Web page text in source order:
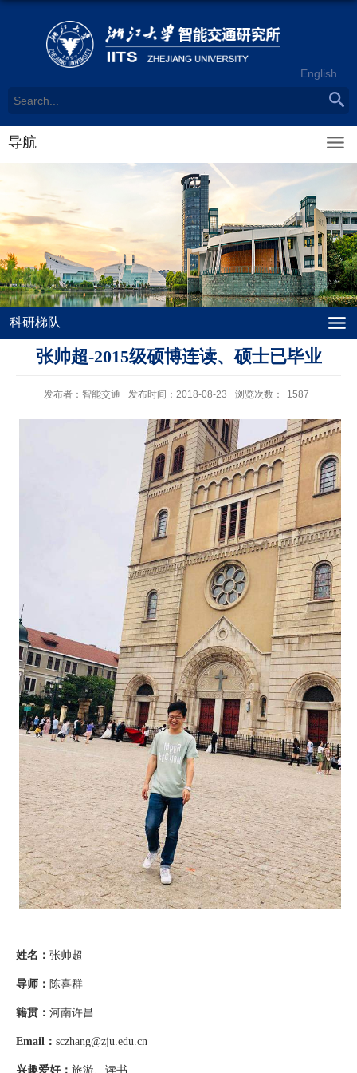
English
导航
科研梯队
张帅超-2015级硕博连读、硕士已毕业
发布者：智能交通 发布时间：2018-08-23 浏览次数： 1587
姓名 ： 张帅超
导师 ： 陈喜群
籍贯 ： 河南许昌
Email ： sczhang@zju.edu.cn
兴趣爱好 ： 旅游、读书